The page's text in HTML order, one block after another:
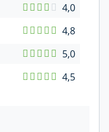
4,0
4,8
5,0
4,5